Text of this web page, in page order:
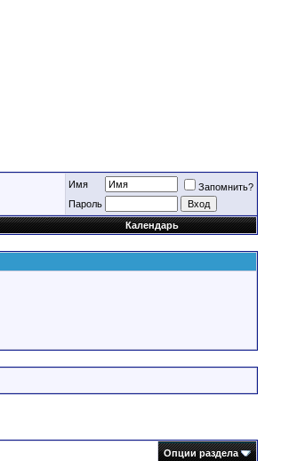
Имя
Запомнить?
Пароль
Календарь
Опции раздела